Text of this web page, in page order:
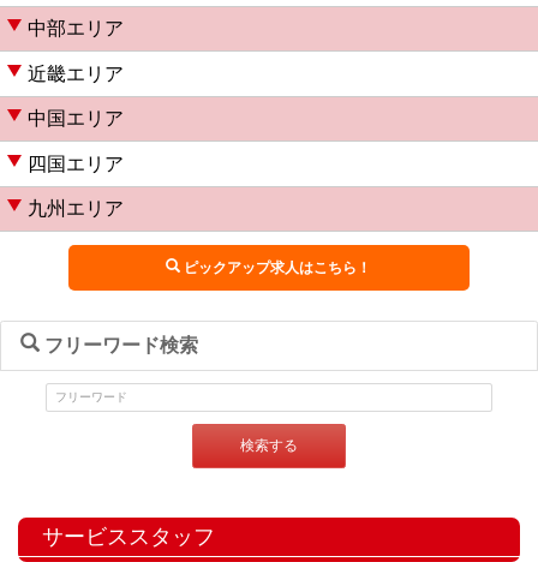
中部エリア
近畿エリア
中国エリア
四国エリア
九州エリア
ピックアップ求人はこちら！
フリーワード検索
検索する
サービススタッフ